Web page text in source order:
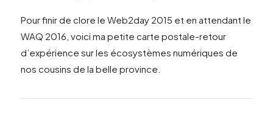
Pour finir de clore le Web2day 2015 et en attendant le
WAQ 2016, voici ma petite carte postale-retour
d’expérience sur les écosystèmes numériques de
nos cousins de la belle province.